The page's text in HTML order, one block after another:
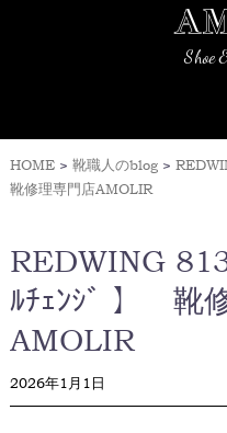
Shoe
HOME> 靴職人のblog>
靴修理専門店AMOLIR
REDWING
ﾙﾁｪﾝｼﾞ 】 靴
AMOLIR
2026年1月1日